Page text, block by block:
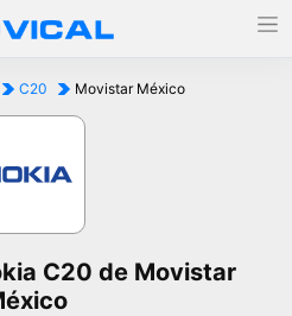
C20 Movistar México
C20 de Movistar